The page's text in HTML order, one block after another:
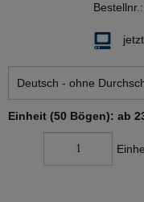
Bestellnr.:
Einheit (50 Bögen): ab